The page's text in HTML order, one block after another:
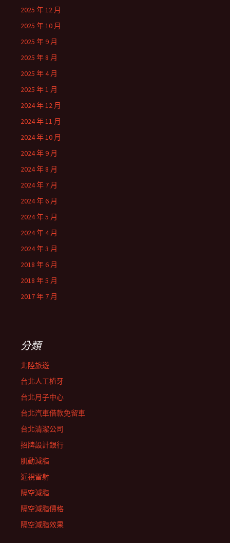
2025 年 12 月
2025 年 10 月
2025 年 9 月
2025 年 8 月
2025 年 4 月
2025 年 1 月
2024 年 12 月
2024 年 11 月
2024 年 10 月
2024 年 9 月
2024 年 8 月
2024 年 7 月
2024 年 6 月
2024 年 5 月
2024 年 4 月
2024 年 3 月
2018 年 6 月
2018 年 5 月
2017 年 7 月
分類
北陸旅遊
台北人工植牙
台北月子中心
台北汽車借款免留車
台北清潔公司
招牌設計銀行
肌動減脂
近視雷射
隔空減脂
隔空減脂價格
隔空減脂效果